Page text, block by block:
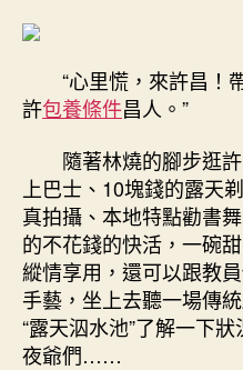
“心里慌，來許昌！
許包養條件昌人。”
隨著林燒的腳步逛
上巴士、10塊錢的露天
真拍攝、本地特點勸書
的不花錢的快活，一碗
縱情享用，還可以跟教
手藝，坐上去聽一場傳
“露天泅水池”了解一下
夜爺們……